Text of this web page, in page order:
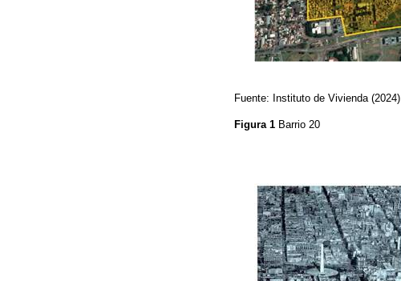
Fuente: Instituto de Vivienda (2024).
Figura 1 Barrio 20